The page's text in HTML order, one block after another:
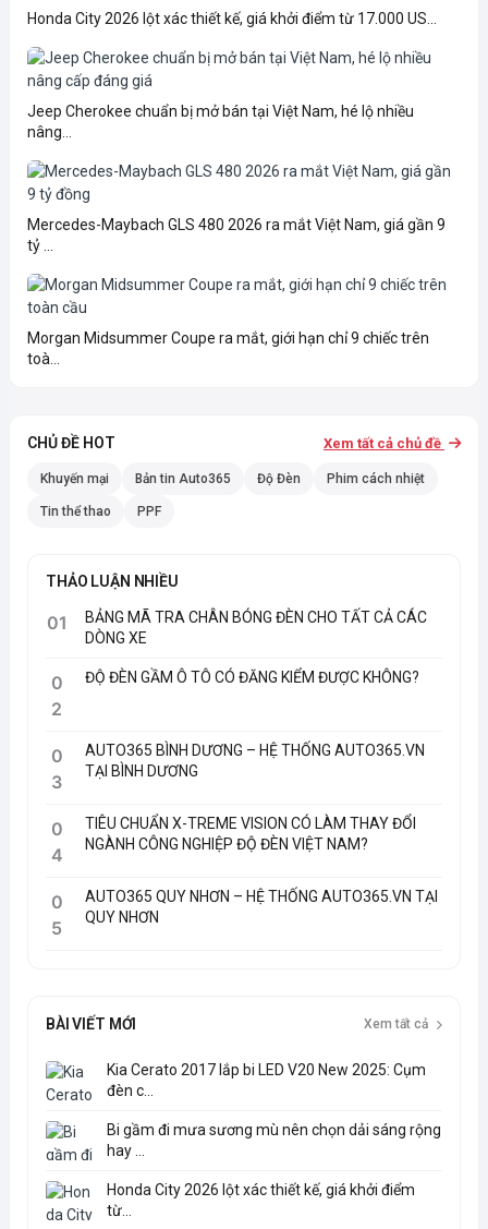
Honda City 2026 lột xác thiết kế, giá khởi điểm từ 17.000 US...
Jeep Cherokee chuẩn bị mở bán tại Việt Nam, hé lộ nhiều
nâng...
Mercedes-Maybach GLS 480 2026 ra mắt Việt Nam, giá gần 9
tỷ ...
Morgan Midsummer Coupe ra mắt, giới hạn chỉ 9 chiếc trên
toà...
CHỦ ĐỀ HOT Xem tất cả chủ đề
Khuyến mại Bản tin Auto365 Độ Đèn Phim cách nhiệt
Tin thể thao PPF
THẢO LUẬN NHIỀU
01
BẢNG MÃ TRA CHÂN BÓNG ĐÈN CHO TẤT CẢ CÁC
DÒNG XE
0
2
ĐỘ ĐÈN GẦM Ô TÔ CÓ ĐĂNG KIỂM ĐƯỢC KHÔNG?
0
3
AUTO365 BÌNH DƯƠNG – HỆ THỐNG AUTO365.VN
TẠI BÌNH DƯƠNG
0
4
TIÊU CHUẨN X-TREME VISION CÓ LÀM THAY ĐỔI
NGÀNH CÔNG NGHIỆP ĐỘ ĐÈN VIỆT NAM?
0
5
AUTO365 QUY NHƠN – HỆ THỐNG AUTO365.VN TẠI
QUY NHƠN
BÀI VIẾT MỚI Xem tất cả
Kia Cerato 2017 lắp bi LED V20 New 2025: Cụm
đèn c...
Bi gầm đi mưa sương mù nên chọn dải sáng rộng
hay ...
Honda City 2026 lột xác thiết kế, giá khởi điểm
từ...